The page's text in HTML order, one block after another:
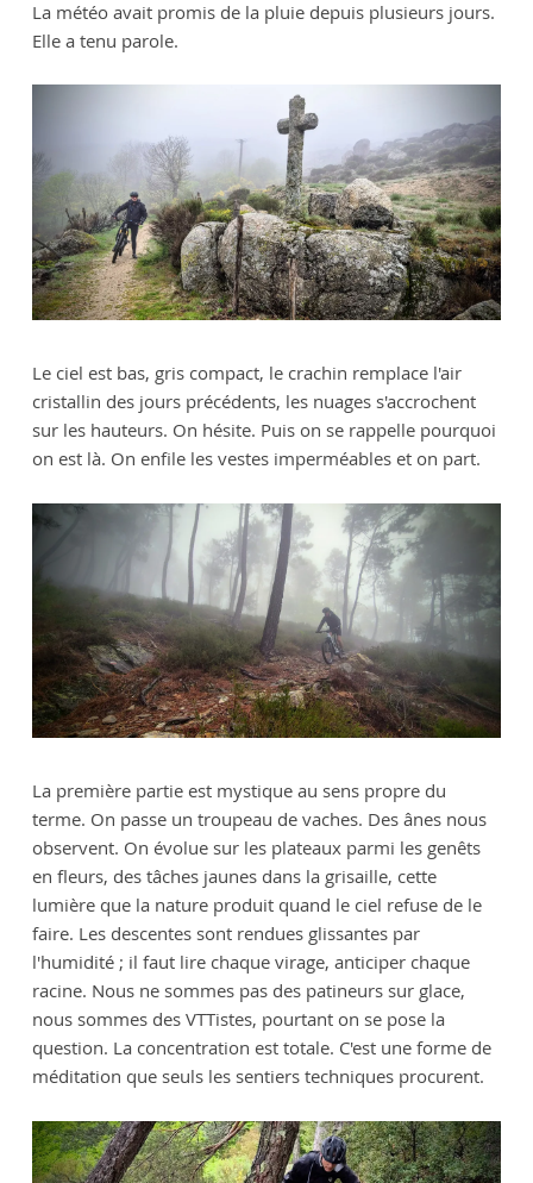
La météo avait promis de la pluie depuis plusieurs jours.
Elle a tenu parole.
Le ciel est bas, gris compact, le crachin remplace l'air
cristallin des jours précédents, les nuages s'accrochent
sur les hauteurs. On hésite. Puis on se rappelle pourquoi
on est là. On enfile les vestes imperméables et on part.
La première partie est mystique au sens propre du
terme. On passe un troupeau de vaches. Des ânes nous
observent. On évolue sur les plateaux parmi les genêts
en fleurs, des tâches jaunes dans la grisaille, cette
lumière que la nature produit quand le ciel refuse de le
faire. Les descentes sont rendues glissantes par
l'humidité ; il faut lire chaque virage, anticiper chaque
racine. Nous ne sommes pas des patineurs sur glace,
nous sommes des VTTistes, pourtant on se pose la
question. La concentration est totale. C'est une forme de
méditation que seuls les sentiers techniques procurent.